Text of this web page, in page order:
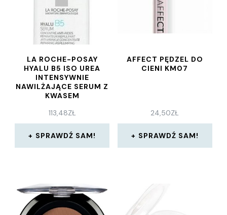
LA ROCHE-POSAY
HYALU B5 ISO UREA
INTENSYWNIE
NAWILŻAJĄCE SERUM Z
KWASEM
113,48ZŁ
SPRAWDŹ SAM!
AFFECT PĘDZEL DO
CIENI KM07
24,50ZŁ
SPRAWDŹ SAM!